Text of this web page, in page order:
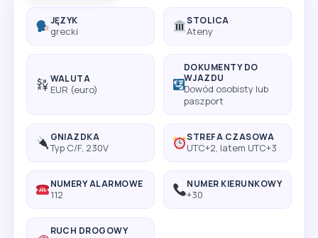
JĘZYK
grecki
STOLICA
Ateny
WALUTA
EUR (euro)
DOKUMENTY DO
WJAZDU
Dowód osobisty lub
paszport
GNIAZDKA
Typ C/F, 230V
STREFA CZASOWA
UTC+2, latem UTC+3
NUMERY ALARMOWE
112
NUMER KIERUNKOWY
+30
RUCH DROGOWY